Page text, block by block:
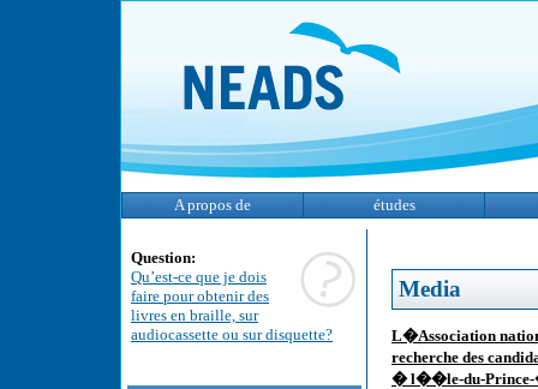
A propos de études
Question:
Qu’est-ce que je dois
faire pour obtenir des
livres en braille, sur
audiocassette ou sur disquette?
Media
L�Association
recherche des
� l��le-du-Prince-